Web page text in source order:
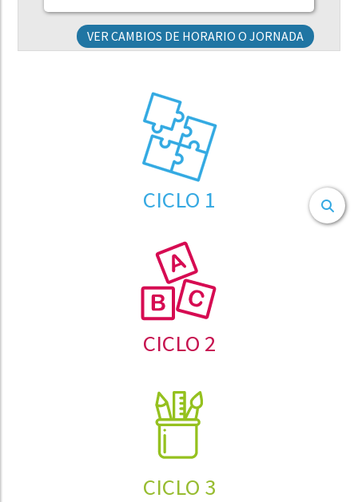
VER CAMBIOS DE HORARIO O JORNADA
CICLO 1
CICLO 2
CICLO 3